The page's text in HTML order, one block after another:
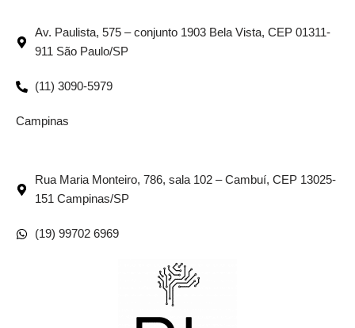
Av. Paulista, 575 – conjunto 1903 Bela Vista, CEP 01311-
911 São Paulo/SP
(11) 3090-5979
Campinas
Rua Maria Monteiro, 786, sala 102 – Cambuí, CEP 13025-
151 Campinas/SP
(19) 99702 6969